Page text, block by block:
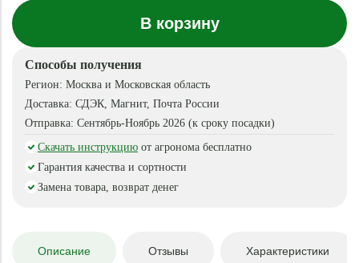
В корзину
Способы получения
Регион: Москва и Московская область
Доставка: СДЭК, Магнит, Почта России
Отправка: Сентябрь-Ноябрь 2026 (к сроку посадки)
Скачать инструкцию от агронома бесплатно
Гарантия качества и сортности
Замена товара, возврат денег
Описание Отзывы Характеристики